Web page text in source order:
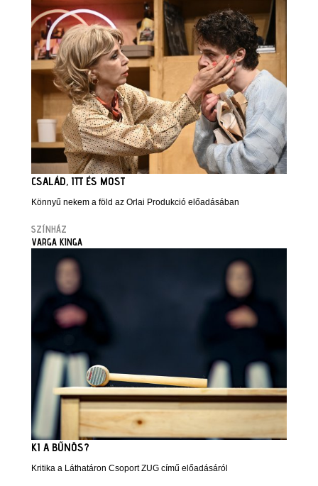
CSALÁD, ITT ÉS MOST
Könnyű nekem a föld az Orlai Produkció előadásában
SZÍNHÁZ
VARGA KINGA
KI A BŰNÖS?
Kritika a Láthatáron Csoport ZUG című előadásáról